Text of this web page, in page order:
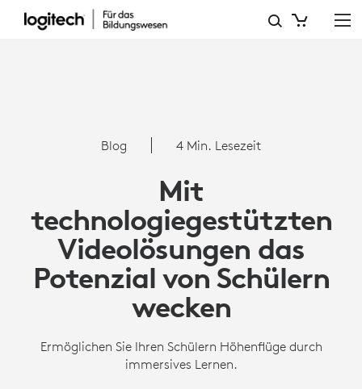
MIT
POTENZIAL
SCHÜLERN
WECKEN
Blog 4 Min. Lesezeit
Mit
technologiegestützten
Videolösungen das
Potenzial von Schülern
wecken
Ermöglichen Sie Ihren Schülern Höhenflüge durch
immersives Lernen.